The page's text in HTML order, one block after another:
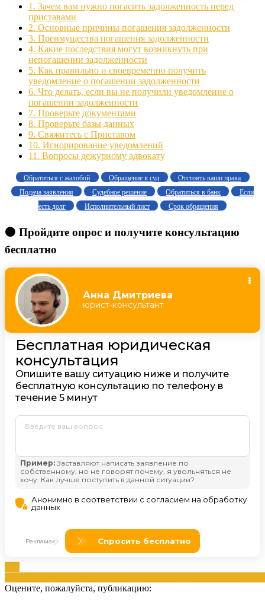
1. Зачем вам нужно погасить задолженность перед
приставами
2. Основные причины погашения задолженности
3. Преимущества погашения задолженности
4. Какие последствия могут возникнуть при
непогашении задолженности
5. Как правильно и своевременно получить
уведомление о погашении задолженности
6. Что делать, если вы не получили уведомление о
погашении задолженности
7. Проверьте документами
8. Проверьте базы данных
9. Свяжитесь с Приставом
10. Игнорирование уведомлений
11. Вопросы дежурному адвокату
Обратиться с жалобой Обращение в суд
Отстоять ваши права
Подача заявления
Судебное решение Обратиться в банк
Если
есть долг
Исполнительный лист Срок обращения
🟠 Пройдите опрос и получите консультацию
бесплатно
Оцените, пожалуйста, публикацию: